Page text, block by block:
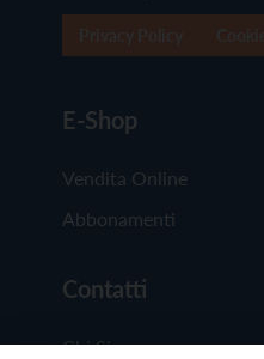
E-Shop
Vendita Online
Abbonamenti
Contatti
Chi Siamo